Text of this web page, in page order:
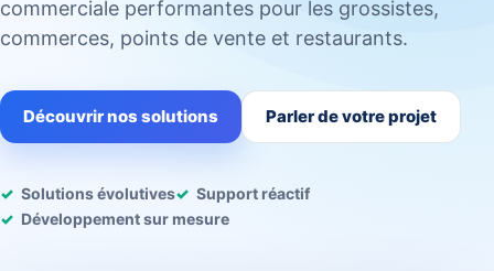
commerciale performantes pour les grossistes,
commerces, points de vente et restaurants.
Découvrir nos solutions Parler de votre projet
Solutions évolutives
Support réactif
Développement sur mesure